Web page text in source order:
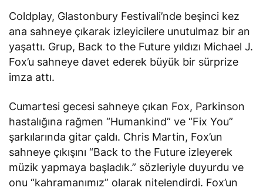
Coldplay, Glastonbury Festivali’nde beşinci kez
ana sahneye çıkarak izleyicilere unutulmaz bir an
yaşattı. Grup, Back to the Future yıldızı Michael J.
Fox’u sahneye davet ederek büyük bir sürprize
imza attı.
Cumartesi gecesi sahneye çıkan Fox, Parkinson
hastalığına rağmen “Humankind” ve “Fix You”
şarkılarında gitar çaldı. Chris Martin, Fox’un
sahneye çıkışını “Back to the Future izleyerek
müzik yapmaya başladık.” sözleriyle duyurdu ve
onu “kahramanımız” olarak nitelendirdi. Fox’un